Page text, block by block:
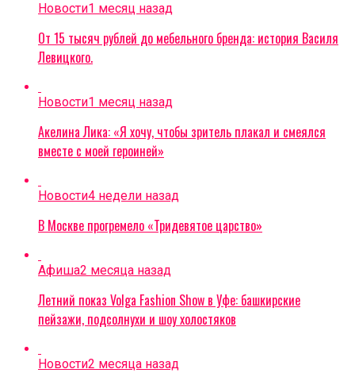
Новости1 месяц назад
От 15 тысяч рублей до мебельного бренда: история Василя
Левицкого.
Новости1 месяц назад
Акелина Лика: «Я хочу, чтобы зритель плакал и смеялся
вместе с моей героиней»
Новости4 недели назад
В Москве прогремело «Тридевятое царство»
Афиша2 месяца назад
Летний показ Volga Fashion Show в Уфе: башкирские
пейзажи, подсолнухи и шоу холостяков
Новости2 месяца назад